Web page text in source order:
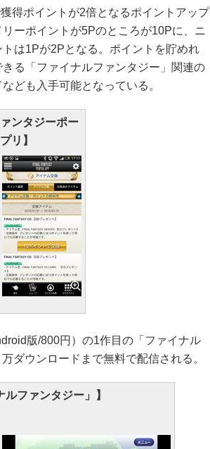
得ポイントが2倍となるポイントアップ
ーポイントが5Pのところが10Pに、ニ
は1Pが2Pとなる。ポイントを貯めれ
る「ファイナルファンタジー」関連の
ども入手可能となっている。
ンタジーポー
リ】
版/800円）の1作目の「ファイナル
ダウンロードまで無料で配信される。
ルファンタジー」】